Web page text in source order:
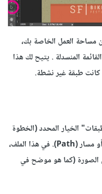
مساحة العمل الخاصة بك،
المنسدلة
يتيح لك هذا
طبقة غير نشطة.
" الخيار المحدد (الخطوة
. في هذاالملف،
الصورة (كما هو موضح في